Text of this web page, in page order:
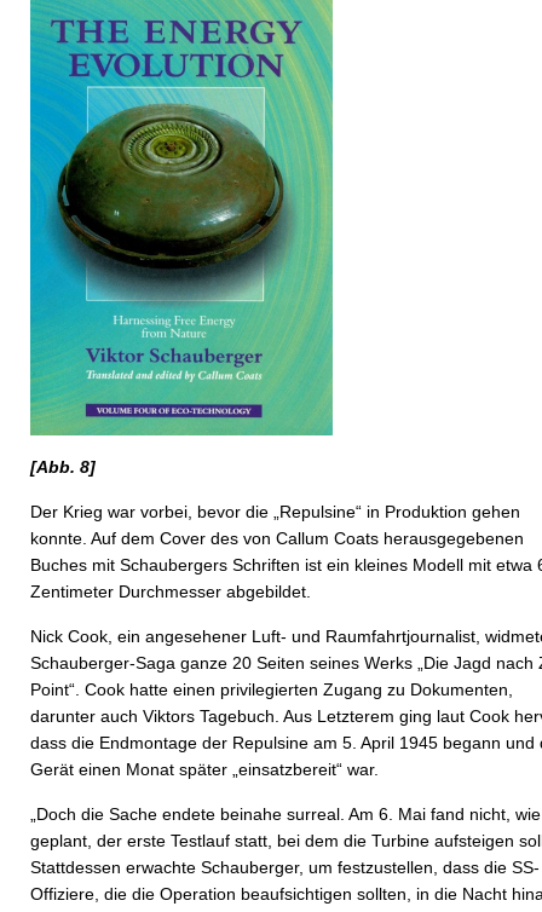
[Abb. 8]
Der Krieg war vorbei, bevor die „Repulsine“ in Produktion gehen
konnte. Auf dem Cover des von Callum Coats herausgegebenen
Buches mit Schaubergers Schriften ist ein kleines Modell mit etwa
Zentimeter Durchmesser abgebildet.
Nick Cook, ein angesehener Luft- und Raumfahrtjournalist,
Schauberger-Saga ganze 20 Seiten seines Werks „Die Jagd nach
Point“. Cook hatte einen privilegierten Zugang zu Dokumenten,
darunter auch Viktors Tagebuch. Aus Letzterem ging laut Cook
dass die Endmontage der Repulsine am 5. April 1945 begann und
Gerät einen Monat später „einsatzbereit“ war.
„Doch die Sache endete beinahe surreal. Am 6. Mai fand nicht, wie
geplant, der erste Testlauf statt, bei dem die Turbine aufsteigen
Stattdessen erwachte Schauberger, um festzustellen, dass die SS-
Offiziere, die die Operation beaufsichtigen sollten, in die Nacht